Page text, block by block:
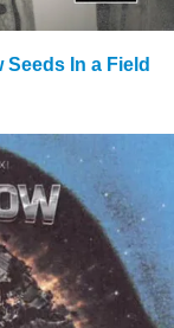
Seeds In a Field